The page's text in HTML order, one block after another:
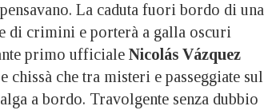
La caduta fuori bordo di una
di crimini e porterà a galla oscuri
primo ufficiale Nicolás Vázquez
che tra misteri e passeggiate sul
a bordo. Travolgente senza dubbio